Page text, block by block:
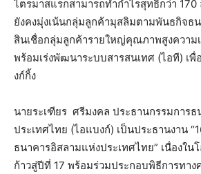
ไตรมาสแรกสามารถทำกำไรสุทธิกว่า 170
ยังคงมุ่งเน้นกลุ่มลูกค้ามุสลิมตามพันธกิจธ
สินเชื่อกลุ่มลูกค้ารายใหญ่คุณภาพสูงความ
พร้อมเร่งพัฒนาระบบสารสนเทศ (ไอที) เพื่
งก์กิ้ง
นายระเฑียร ศรีมงคล ประธานกรรมการ
ประเทศไทย (ไอแบงก์) เป็นประธานงาน
ธนาคารอิสลามแห่งประเทศไทย” เนื่องใ
ก้าวสู่ปีที่ 17 พร้อมร่วมประกอบพิธีการทาง